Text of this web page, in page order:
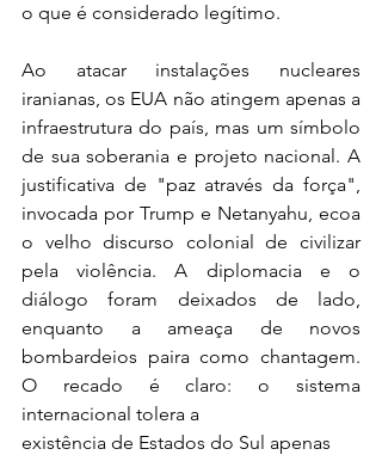
o que é considerado legítimo.
Ao atacar instalações nucleares
iranianas, os EUA não atingem apenas a
infraestrutura do país, mas um símbolo
de sua soberania e projeto nacional. A
justificativa de "paz através da força",
invocada por Trump e Netanyahu, ecoa
o velho discurso colonial de civilizar
pela violência. A diplomacia e o
diálogo foram deixados de lado,
enquanto a ameaça de novos
bombardeios paira como chantagem.
O recado é claro: o sistema
internacional tolera a
existência de Estados do Sul apenas